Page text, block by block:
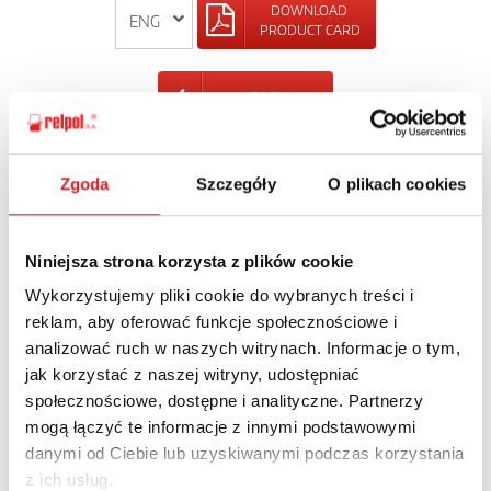
Zgoda Szczegóły O plikach cookies
Niniejsza strona korzysta z plików cookie
Wykorzystujemy pliki cookie do wybranych treści i
reklam, aby oferować funkcje społecznościowe i
analizować ruch w naszych witrynach. Informacje o tym,
jak korzystać z naszej witryny, udostępniać
społecznościowe, dostępne i analityczne. Partnerzy
mogą łączyć te informacje z innymi podstawowymi
danymi od Ciebie lub uzyskiwanymi podczas korzystania
z ich usług.
DOWNLOAD
PRODUCT CARD
BACK
Name: *
Company: